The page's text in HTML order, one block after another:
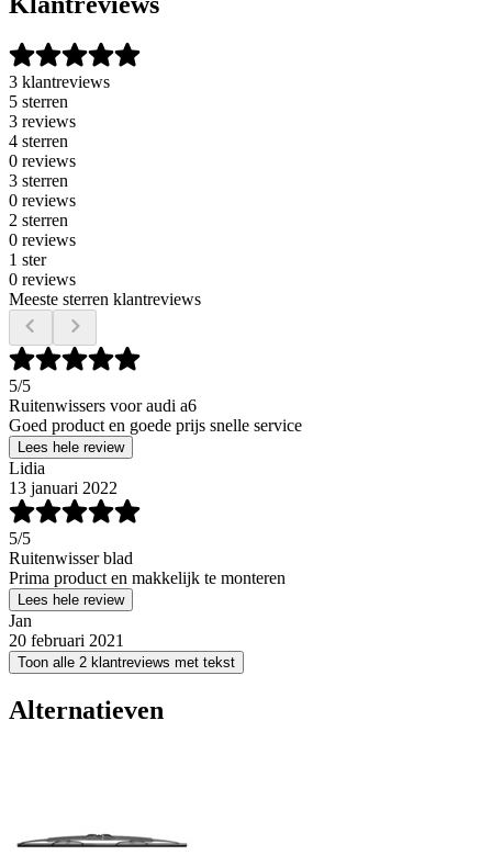
3 klantreviews
5 sterren
3 reviews
4 sterren
0 reviews
3 sterren
0 reviews
2 sterren
0 reviews
1 ster
0 reviews
Meeste sterren klantreviews
5/5
Ruitenwissers voor audi a6
Goed product en goede prijs snelle service
Lees hele review
Lidia
13 januari 2022
5/5
Ruitenwisser blad
Prima product en makkelijk te monteren
Lees hele review
Jan
20 februari 2021
Toon alle 2 klantreviews met tekst
Alternatieven